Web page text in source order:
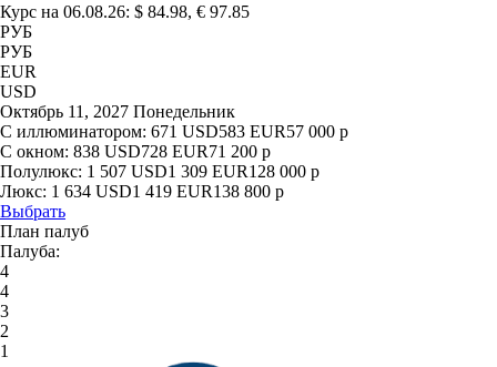
Курс на 06.08.26: $ 84.98, € 97.85
РУБ
РУБ
EUR
USD
Октябрь 11, 2027 Понедельник
С иллюминатором: 671 USD583 EUR57 000 р
С окном: 838 USD728 EUR71 200 р
Полулюкс: 1 507 USD1 309 EUR128 000 р
Люкс: 1 634 USD1 419 EUR138 800 р
Выбрать
План палуб
Палуба:
4
4
3
2
1